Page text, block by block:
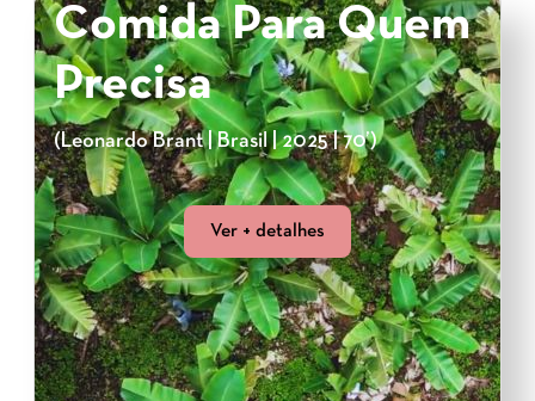
Comida Para Quem
Precisa
(Leonardo Brant | Brasil | 2025 | 70’)
Ver + detalhes